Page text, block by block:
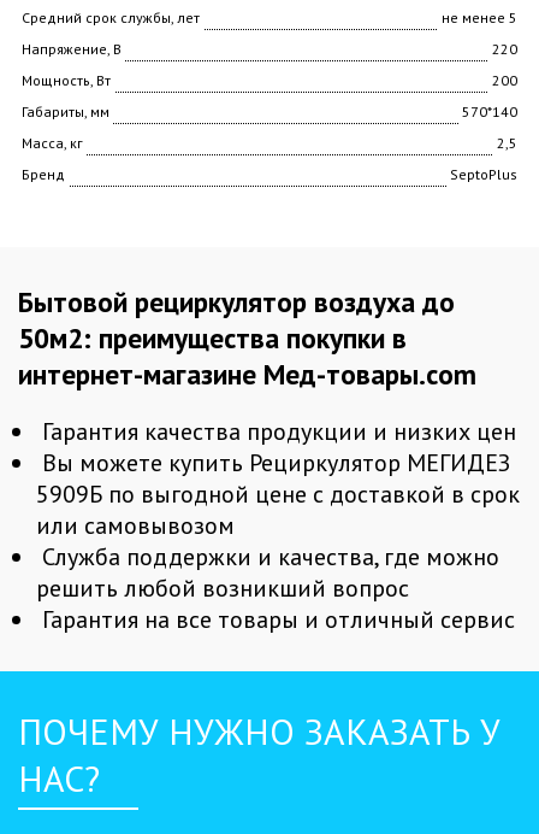
Средний срок службы, лет
не менее 5
Напряжение, В
220
Мощность, Вт
200
Габариты, мм
570*140
Масса, кг
2,5
Бренд
SeptoPlus
Бытовой рециркулятор воздуха до
50м2: преимущества покупки в
интернет-магазине Мед-товары.com
Гарантия качества продукции и низких цен
Вы можете купить Рециркулятор МЕГИДЕЗ
5909Б по выгодной цене с доставкой в срок
или самовывозом
Служба поддержки и качества, где можно
решить любой возникший вопрос
Гарантия на все товары и отличный сервис
ПОЧЕМУ НУЖНО ЗАКАЗАТЬ У
НАС?